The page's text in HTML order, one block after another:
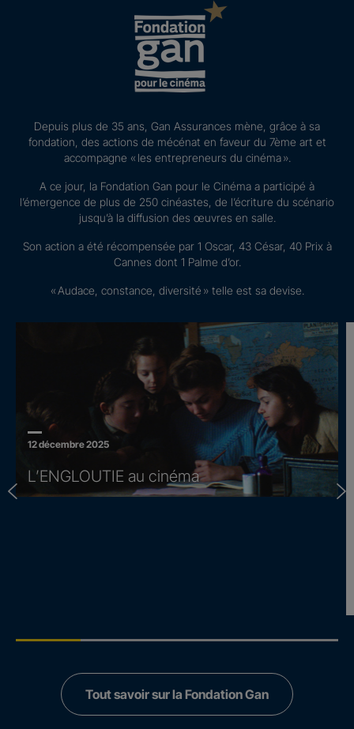
Depuis plus de 35 ans, Gan Assurances mène, grâce à sa
fondation, des actions de mécénat en faveur du 7ème art et
accompagne « les entrepreneurs du cinéma ».
A ce jour, la Fondation Gan pour le Cinéma a participé à
l’émergence de plus de 250 cinéastes, de l’écriture du scénario
jusqu’à la diffusion des œuvres en salle.
Son action a été récompensée par 1 Oscar, 43 César, 40 Prix à
Cannes dont 1 Palme d’or.
« Audace, constance, diversité » telle est sa devise.
12 décembre 2025
L’ENGLOUTIE au cinéma
Tout savoir sur la Fondation Gan